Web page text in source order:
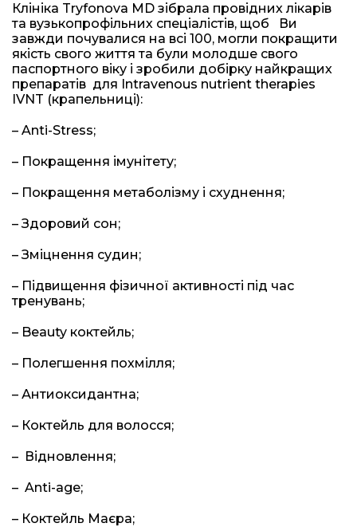
Клініка Tryfonova MD зібрала провідних лікарів
та вузькопрофільних спеціалістів, щоб
Ви
завжди почувалися на всі 100, могли покращити
якість свого життя та були молодше свого
паспортного віку і зробили добірку найкращих
препаратів для Intravenous nutrient therapies
IVNT (крапельниці):
– Anti-Stress;
– Покращення імунітету;
– Покращення метаболізму і схуднення;
– Здоровий сон;
– Зміцнення судин;
– Підвищення фізичної активності під час
тренувань;
– Beauty коктейль;
– Полегшення похмілля;
– Антиоксидантна;
– Коктейль для волосся;
– Відновлення;
– Anti-age;
– Коктейль Маєра;